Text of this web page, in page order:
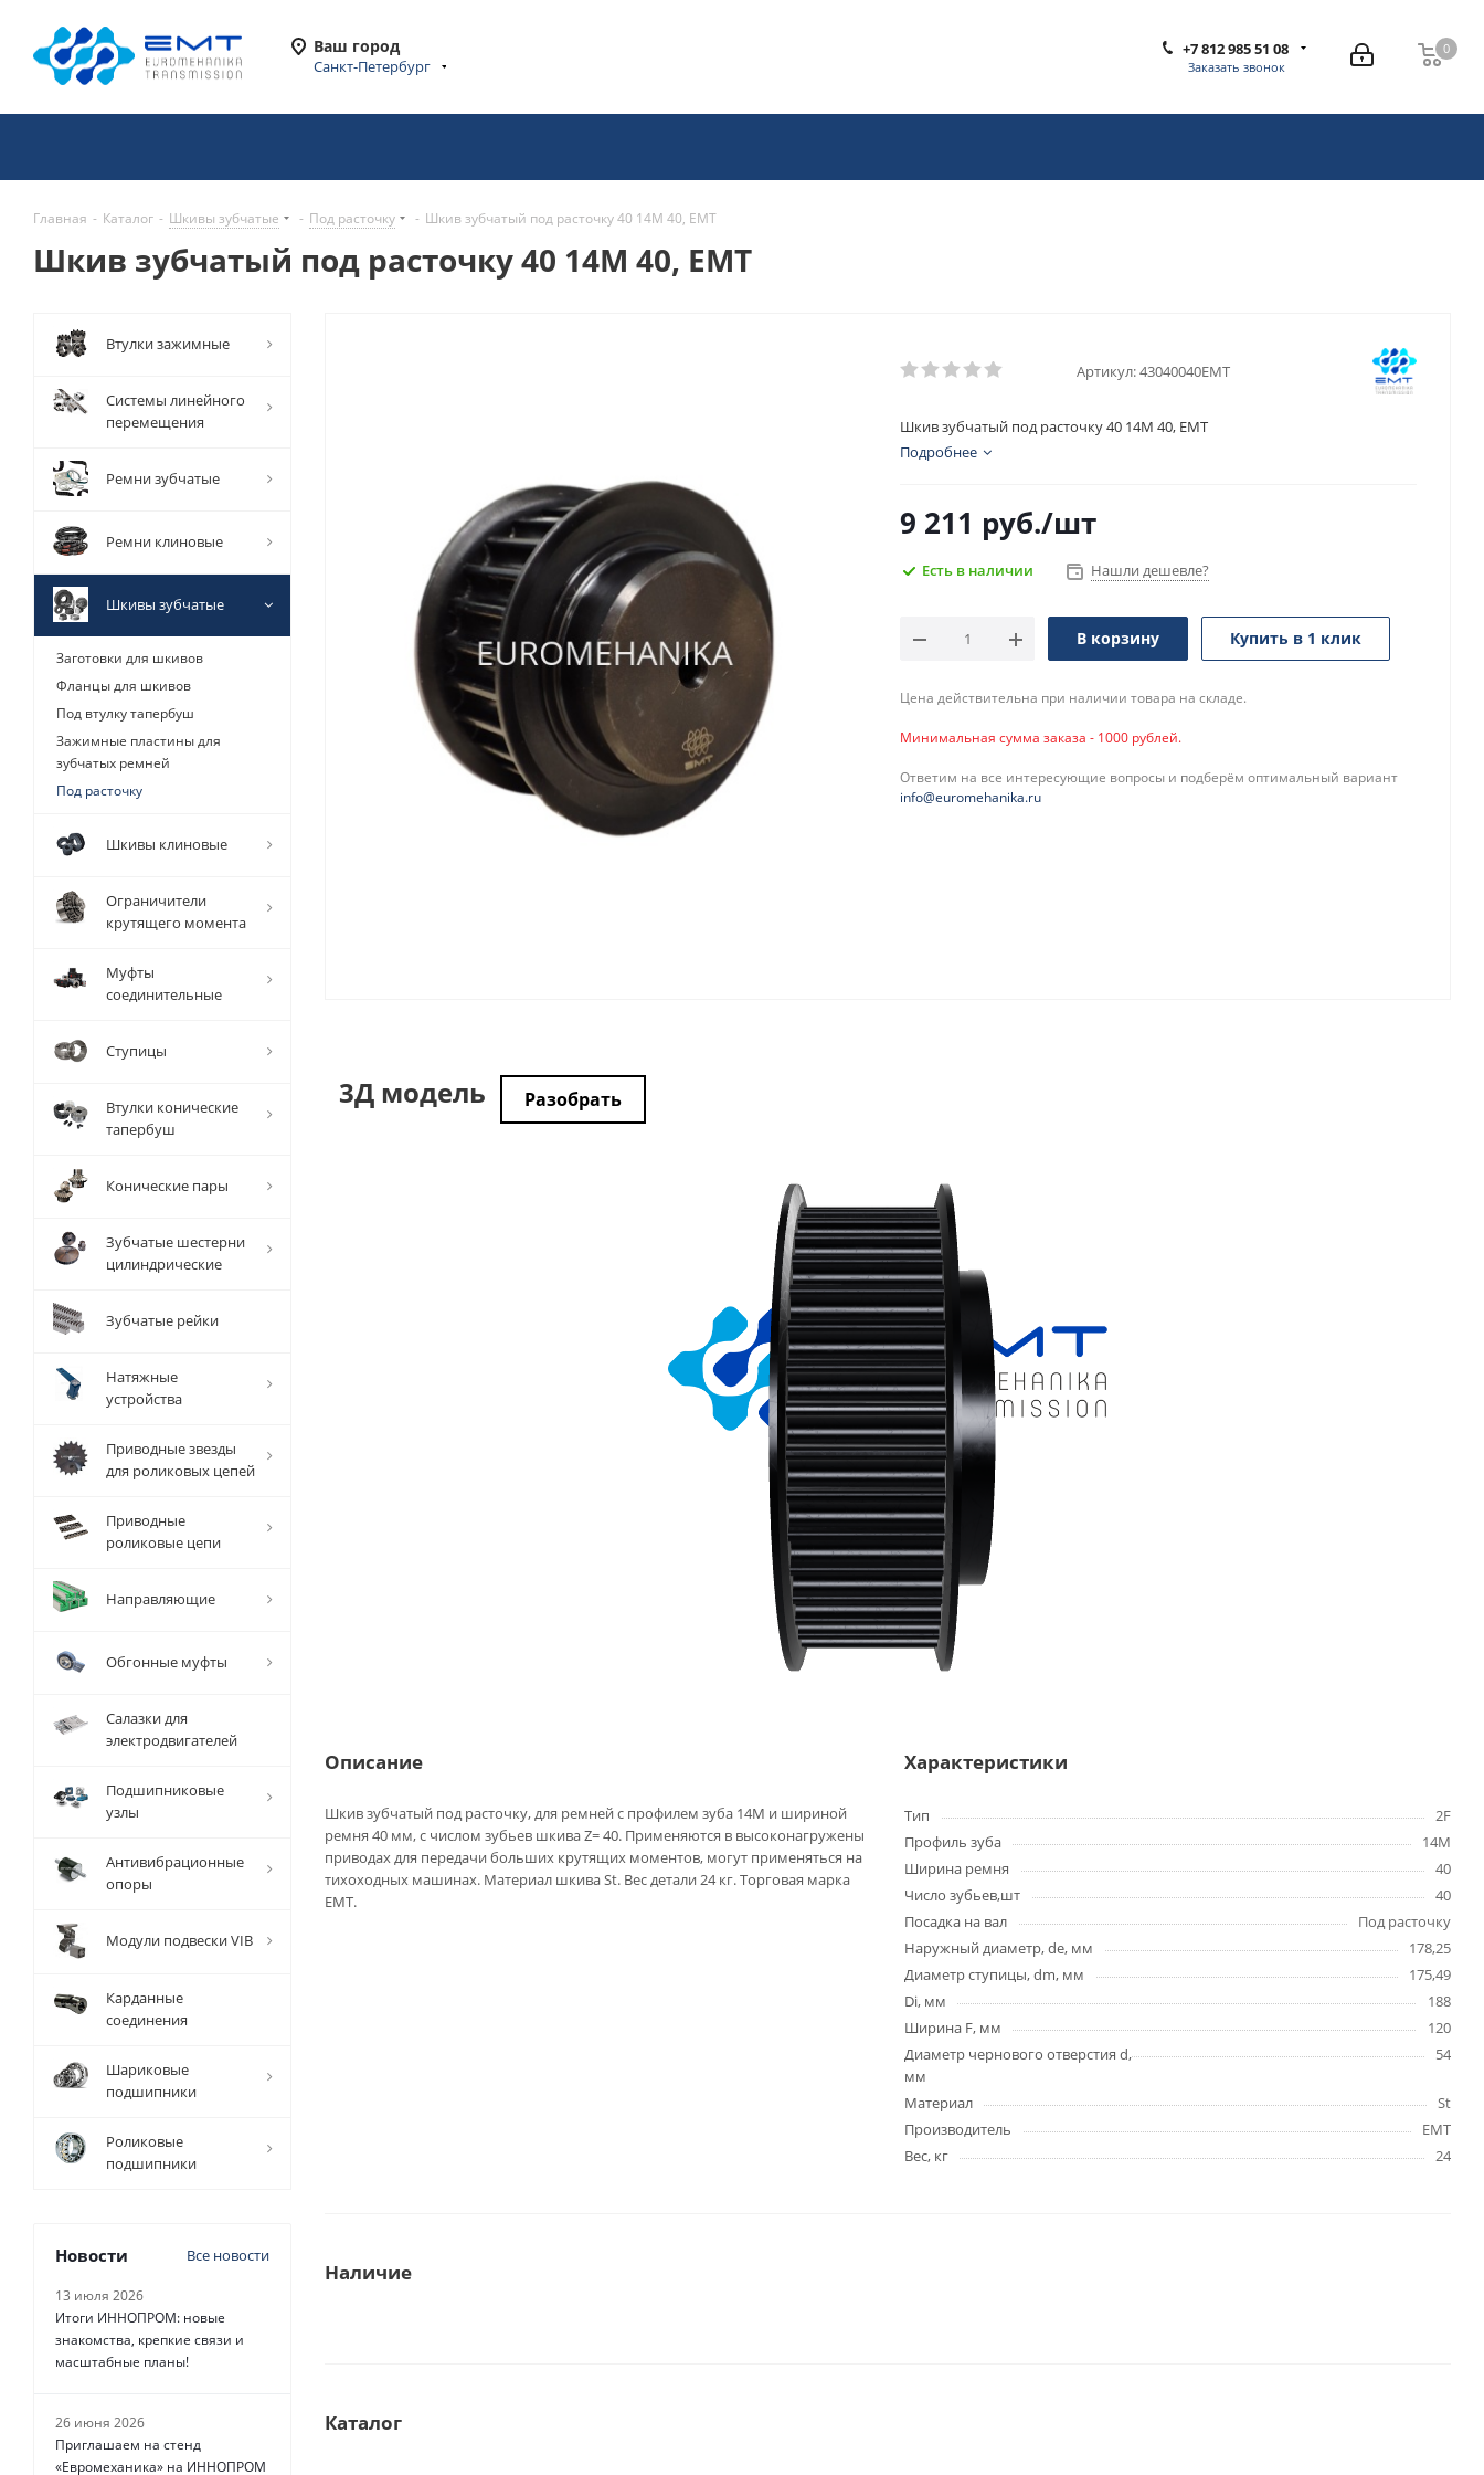
Ваш город
Санкт-Петербург
0
0
+7 812 985 51 08
Заказать звонок
Главная - Каталог - Шкивы зубчатые - Под расточку - Шкив зубчатый под расточку 40 14M 40, EMT
Шкив зубчатый под расточку 40 14M 40, EMT
Артикул:43040040EMT
Шкив зубчатый под расточку 40 14M 40, EMT
Подробнее
9 211 руб./шт
Есть в наличии Нашли дешевле?
В корзину Купить в 1 клик
Цена действительна при наличии товара на складе.
Минимальная сумма заказа - 1000 рублей.
Ответим на все интересующие вопросы и подберём оптимальный вариант
info@euromehanika.ru
3Д модель Разобрать
Описание
Шкив зубчатый под расточку, для ремней с профилем зуба 14M и шириной
ремня 40 мм, с числом зубьев шкива Z= 40. Применяются в высоконагружены
приводах для передачи больших крутящих моментов, могут применяться на
тихоходных машинах. Материал шкива St. Вес детали 24 кг. Торговая марка
EMT.
Характеристики
Тип
2F
Профиль зуба
14M
Ширина ремня
40
Число зубьев,шт
40
Посадка на вал
Под расточку
Наружный диаметр, de, мм
178,25
Диаметр ступицы, dm, мм
175,49
Di, мм
188
Ширина F, мм
120
Диаметр чернового отверстия d,
мм
54
Материал
St
Производитель
EMT
Вес, кг
24
Наличие
Каталог
Втулки зажимные
Системы линейного
перемещения
Ремни зубчатые
Ремни клиновые
Шкивы зубчатые
Заготовки для шкивов
Фланцы для шкивов
Под втулку тапербуш
Зажимные пластины для
зубчатых ремней
Под расточку
Шкивы клиновые
Ограничители
крутящего момента
Муфты
соединительные
Ступицы
Втулки конические
тапербуш
Конические пары
Зубчатые шестерни
цилиндрические
Зубчатые рейки
Натяжные
устройства
Приводные звезды
для роликовых цепей
Приводные
роликовые цепи
Направляющие
Обгонные муфты
Салазки для
электродвигателей
Подшипниковые
узлы
Антивибрационные
опоры
Модули подвески VIB
Карданные
соединения
Шариковые
подшипники
Роликовые
подшипники
Новости Все новости
13 июля 2026
Итоги ИННОПРОМ: новые
знакомства, крепкие связи и
масштабные планы!
26 июня 2026
Приглашаем на стенд
«Евромеханика» на ИННОПРОМ